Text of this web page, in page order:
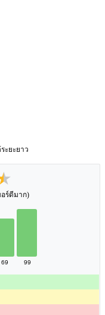
ะยะยาว
อร์ดีมาก)
69
99